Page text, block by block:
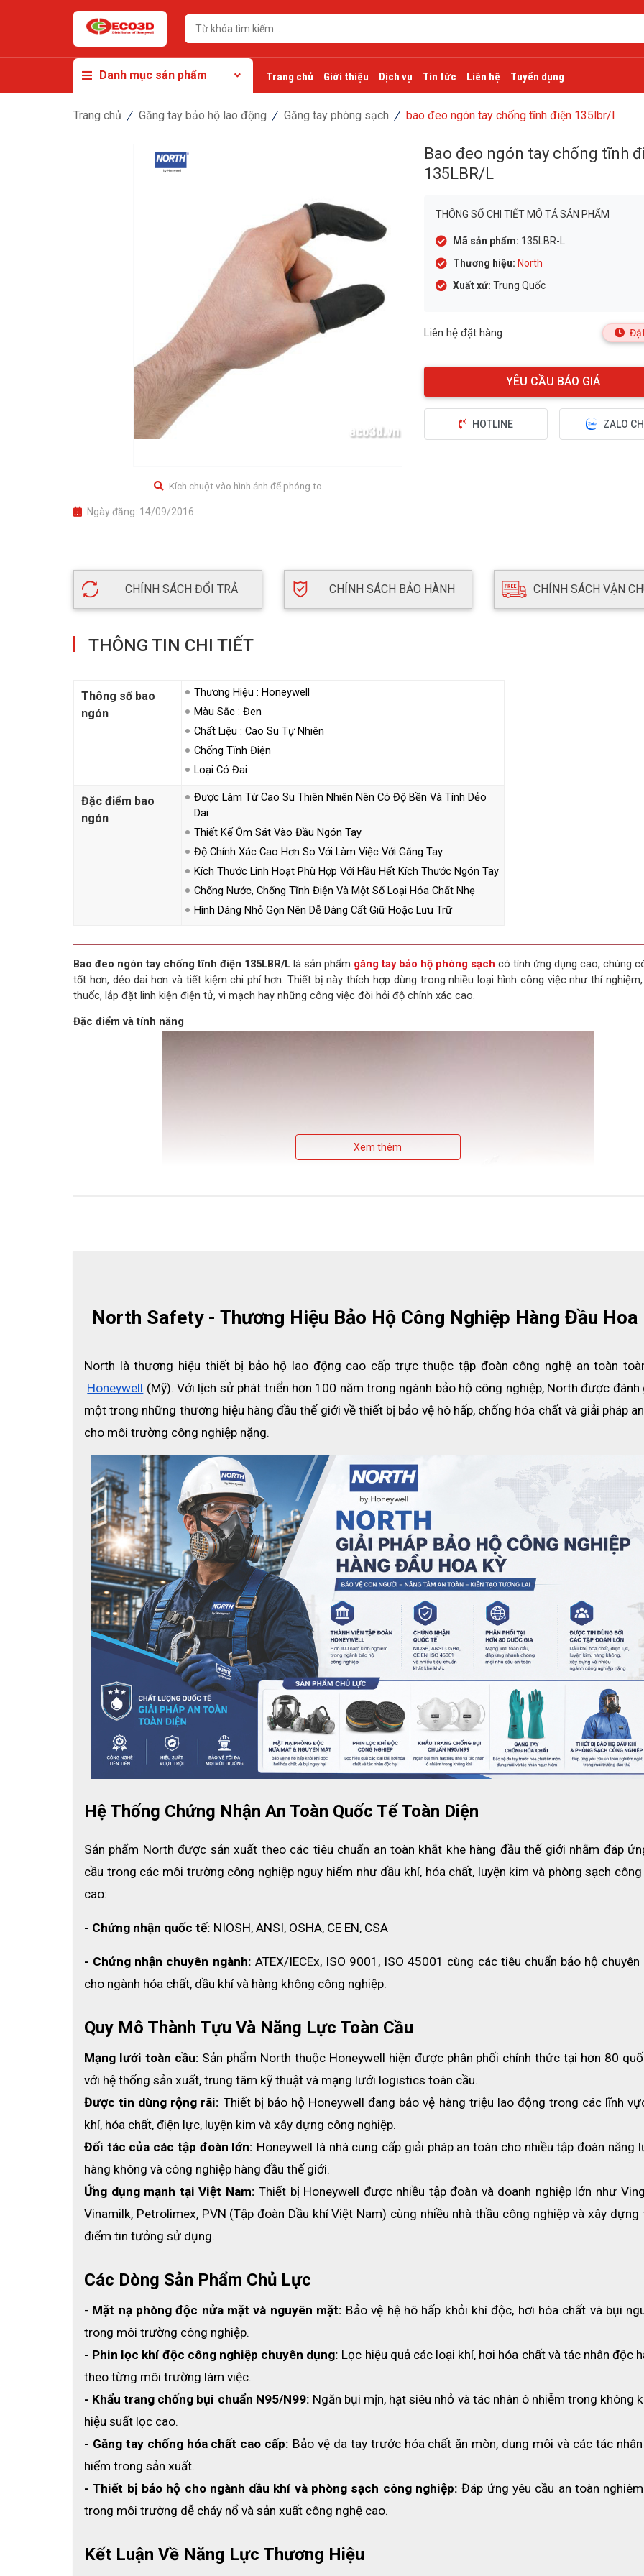
Danh mục sản phẩm Trang chủ Giới thiệu Dịch vụ Tin tức Liên hệ Tuyển dụng
Trang chủ Găng tay bảo hộ lao động Găng tay phòng sạch bao đeo ngón tay chống tĩnh điện 135lbr/l
Kích chuột vào hình ảnh để phóng to
Ngày đăng: 14/09/2016
Bao đeo ngón tay chống tĩnh
135LBR/L
THÔNG SỐ CHI TIẾT MÔ TẢ SẢN PHẨM
Mã sản phẩm: 135LBR-L
Thương hiệu: North
Xuất xứ: Trung Quốc
Liên hệ đặt hàng
HOTLINE ZALO
CHÍNH SÁCH ĐỔI TRẢ CHÍNH SÁCH BẢO HÀNH CHÍNH SÁCH VẬN
THÔNG TIN CHI TIẾT
Thông số bao
ngón
Thương Hiệu : Honeywell
Màu Sắc : Đen
Chất Liệu : Cao Su Tự Nhiên
Chống Tĩnh Điện
Loại Có Đai
Đặc điểm bao
ngón
Được Làm Từ Cao Su Thiên Nhiên Nên Có Độ Bền Và Tính Dẻo
Dai
Thiết Kế Ôm Sát Vào Đầu Ngón Tay
Độ Chính Xác Cao Hơn So Với Làm Việc Với Găng Tay
Kích Thước Linh Hoạt Phù Hợp Với Hầu Hết Kích Thước Ngón Tay
Chống Nước, Chống Tĩnh Điện Và Một Số Loại Hóa Chất Nhẹ
Hình Dáng Nhỏ Gọn Nên Dễ Dàng Cất Giữ Hoặc Lưu Trữ
Bao đeo ngón tay chống tĩnh điện 135LBR/L là sản phẩm găng tay bảo hộ phòng sạch có tính ứng dụng cao, chúng
tốt hơn, dẻo dai hơn và tiết kiệm chi phí hơn. Thiết bị này thích hợp dùng trong nhiều loại hình công việc như thí
thuốc, lắp đặt linh kiện điện tử, vi mạch hay những công việc đòi hỏi độ chính xác cao.
Đặc điểm và tính năng
- Được làm từ Nitrile nên có độ bền và tính dẻo dai cao
- Thiết kế ôm sát vào đầu ngón tay, dễ dàng cầm nắm các vật dụng, độ chính xác cao hơn so với làm việc với găng tay
- Dễ dàng mang vào và tháo ra khi không làm việc nữa nhờ có phần đai hình tròn bên ngoài
- Kích thước linh hoạt phù hợp với hầu hết kích thước ngón tay
- Tiết kiệm chi phí hơn khi một bao ngón bị rách hay có lỗ hổng
- Chống nước, chống tĩnh điện và một số loại hóa chất nhẹ nên có thể sử dụng trong nhiều môi trường khác nhau
- Hình dáng nhỏ gọn nên dễ dàng cất giữ hoặc lưu trữ và mang theo
Thông số kỹ thuật
- Mã sản phẩm : 135LBR/L
- Chất liệu: cao su
- Màu sắc: đen
- Chống tĩnh điện
Tiêu chuẩn
- Tiêu chuẩn EN374; EN388; EN420
- Tiêu chuẩn OSHA-29 CFR 1915.157
Bao đeo ngón tay chống tĩnh điện 135LBR/L thích hợp dùng trong nhiều loại hình công việc như thí nghiệm, chế tạo
linh kiện điện tử, làm móng, làm tóc, .......đặc biệt là các công việc liên quan đến phòng sạch.
Xem thêm
North Safety - Thương Hiệu Bảo Hộ Công Nghiệp Hàng Đầu Hoa
North là thương hiệu thiết bị bảo hộ lao động cao cấp trực thuộc tập đoàn công nghệ an toàn
Honeywell (Mỹ). Với lịch sử phát triển hơn 100 năm trong ngành bảo hộ công nghiệp, North được đánh
một trong những thương hiệu hàng đầu thế giới về thiết bị bảo vệ hô hấp, chống hóa chất và giải pháp
cho môi trường công nghiệp nặng.
Hệ Thống Chứng Nhận An Toàn Quốc Tế Toàn Diện
Sản phẩm North được sản xuất theo các tiêu chuẩn an toàn khắt khe hàng đầu thế giới nhằm đáp
cầu trong các môi trường công nghiệp nguy hiểm như dầu khí, hóa chất, luyện kim và phòng sạch công
cao:
- Chứng nhận quốc tế: NIOSH, ANSI, OSHA, CE EN, CSA
- Chứng nhận chuyên ngành: ATEX/IECEx, ISO 9001, ISO 45001 cùng các tiêu chuẩn bảo hộ chuyên
cho ngành hóa chất, dầu khí và hàng không công nghiệp.
Quy Mô Thành Tựu Và Năng Lực Toàn Cầu
Mạng lưới toàn cầu: Sản phẩm North thuộc Honeywell hiện được phân phối chính thức tại hơn 80
với hệ thống sản xuất, trung tâm kỹ thuật và mạng lưới logistics toàn cầu.
Được tin dùng rộng rãi: Thiết bị bảo hộ Honeywell đang bảo vệ hàng triệu lao động trong các lĩnh
khí, hóa chất, điện lực, luyện kim và xây dựng công nghiệp.
Đối tác của các tập đoàn lớn: Honeywell là nhà cung cấp giải pháp an toàn cho nhiều tập đoàn năng
hàng không và công nghiệp hàng đầu thế giới.
Ứng dụng mạnh tại Việt Nam: Thiết bị Honeywell được nhiều tập đoàn và doanh nghiệp lớn như
Vinamilk, Petrolimex, PVN (Tập đoàn Dầu khí Việt Nam) cùng nhiều nhà thầu công nghiệp và xây dựng
điểm tin tưởng sử dụng.
Các Dòng Sản Phẩm Chủ Lực
- Mặt nạ phòng độc nửa mặt và nguyên mặt: Bảo vệ hệ hô hấp khỏi khí độc, hơi hóa chất và bụi
trong môi trường công nghiệp.
- Phin lọc khí độc công nghiệp chuyên dụng: Lọc hiệu quả các loại khí, hơi hóa chất và tác nhân độc
theo từng môi trường làm việc.
- Khẩu trang chống bụi chuẩn N95/N99: Ngăn bụi mịn, hạt siêu nhỏ và tác nhân ô nhiễm trong không
hiệu suất lọc cao.
- Găng tay chống hóa chất cao cấp: Bảo vệ da tay trước hóa chất ăn mòn, dung môi và các tác
hiểm trong sản xuất.
- Thiết bị bảo hộ cho ngành dầu khí và phòng sạch công nghiệp: Đáp ứng yêu cầu an toàn
trong môi trường dễ cháy nổ và sản xuất công nghệ cao.
Kết Luận Về Năng Lực Thương Hiệu